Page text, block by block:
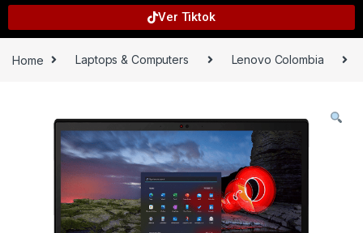
Ver Tiktok
Home Laptops & Computers Lenovo Colombia